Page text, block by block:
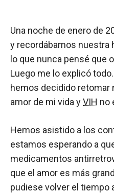
Una noche de enero de
y recordábamos nuestra
lo que nunca pensé que
Luego me lo explicó
hemos decidido retomar
amor de mi vida yVIH no
Hemos asistido a los
estamos esperando a
medicamentos
que el amor es más
pudiese volver el tiempo